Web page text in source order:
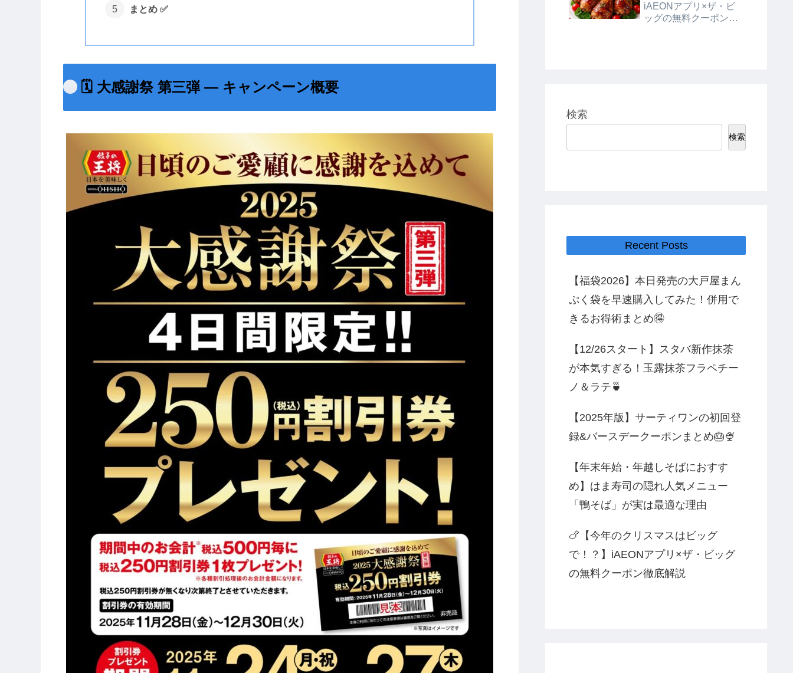
まとめ ✅
🗓️ 大感謝祭 第三弾 — キャンペーン概要
iAEONアプリ×ザ・ビ
ッグの無料クーポン徹
検索
検索
Recent Posts
【福袋2026】本日発売の大戸屋まん
ぷく袋を早速購入してみた！併用で
きるお得術まとめ🉐
【12/26スタート】スタバ新作抹茶
が本気すぎる！玉露抹茶フラペチー
ノ＆ラテ🍵
【2025年版】サーティワンの初回登
録&バースデークーポンまとめ🎂🍨
【年末年始・年越しそばにおすす
め】はま寿司の隠れ人気メニュー
「鴨そば」が実は最適な理由
🍗【今年のクリスマスはビッグ
で！？】iAEONアプリ×ザ・ビッグ
の無料クーポン徹底解説